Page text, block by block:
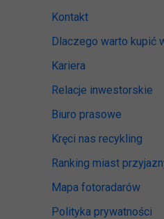
Kontakt
Dlaczego warto kupić
Kariera
Relacje inwestorskie
Biuro prasowe
Kręci nas recykling
Ranking miast
Mapa fotoradarów
Polityka prywatności